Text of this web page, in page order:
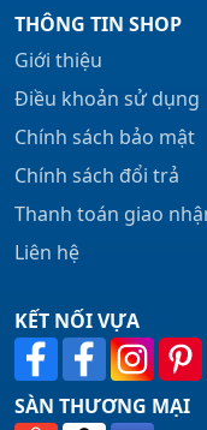
THÔNG TIN SHOP
Giới thiệu
Điều khoản sử dụng
Chính sách bảo mật
Chính sách đổi trả
Thanh toán giao
Liên hệ
KẾT NỐI VỰA
SÀN THƯƠNG MẠI